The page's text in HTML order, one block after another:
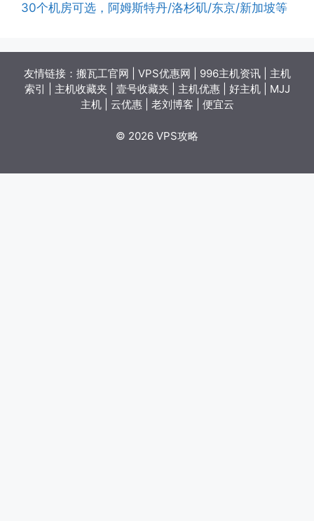
30个机房可选，阿姆斯特丹/洛杉矶/东京/新加坡等
友情链接： 搬瓦工官网 VPS优惠网 996主机资讯| 主机
索引
主机收藏夹 壹号收藏夹 主机优惠| 好主机| MJJ
主机| 云优惠| 老刘博客 便宜云
© 2026 VPS攻略